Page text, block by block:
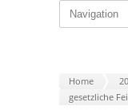
Home
gesetzliche